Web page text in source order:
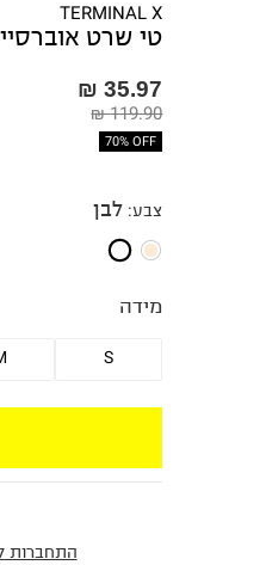
TERMINAL X
טי שרט
35.97 ₪
119.90 ₪
70% OFF
צבע: לבן
מידה
S
התחברות